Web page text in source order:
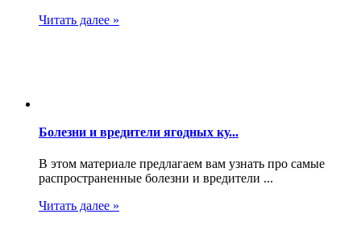
Читать далее »
Болезни и вредители ягодных ку...
В этом материале предлагаем вам узнать про самые
распространенные болезни и вредители ...
Читать далее »